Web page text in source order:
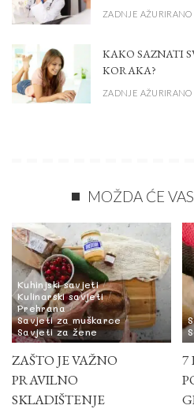
ZADNJE AŽURIRANO
KAKO SAZNATI
KORAKA?
ZADNJE AŽURIRANO
MOŽDA ĆE
Kuhinjski savjeti
Kulinarski savjeti
Prehrana
Savjeti za muškarce
Savjeti za žene
ZAŠTO JE VAŽNO
PRAVILNO
SKLADIŠTENJE
7